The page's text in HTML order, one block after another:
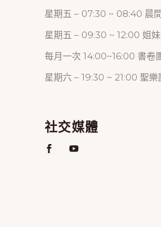
星期五 – 07:30 ~ 08:40 晨
星期五 – 09:30 ~ 12:00 姐
每月一次 14:00~16:00 書卷
星期六 – 19:30 ~ 21:00 聖樂
社交媒體